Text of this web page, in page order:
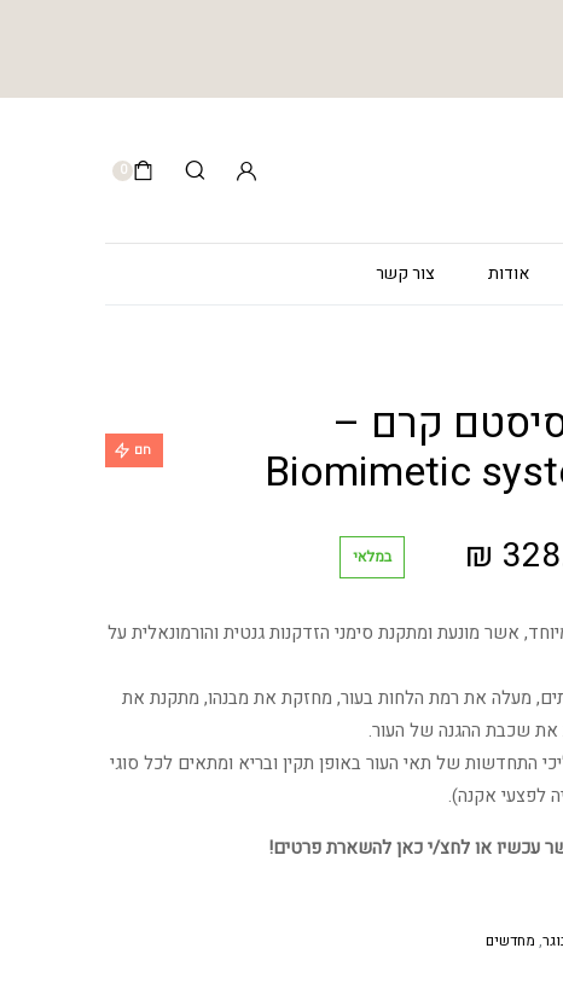
0
אודות צור קשר
קרם –
Biomimetic
חם
₪ המחיר
הנוכחי
328.82 ₪.
במלאי
אשר מונעת ומתקנת סימני הזדקנות גנטית והורמונאלית על
מעלה את רמת הלחות בעור, מחזקת את מבנהו, מתקנת את
את שכבת ההגנה של העור.
התחדשות של תאי העור באופן תקין ובריא ומתאים לכל סוגי
לפצעי אקנה).
עכשיו או לחצ/י כאן להשארת פרטים!
, מחדשים